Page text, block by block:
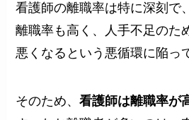
看護師の離職率は特に深刻で
離職率も高く、人手不足のた
悪くなるという悪循環に陥っ
そのため、看護師は離職率が